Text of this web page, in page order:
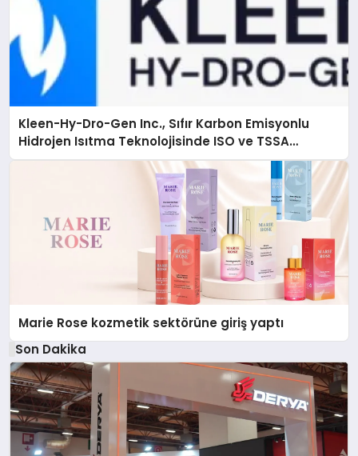
Kleen-Hy-Dro-Gen Inc., Sıfır Karbon Emisyonlu
Hidrojen Isıtma Teknolojisinde ISO ve TSSA
Düzenleyici Onaylarını Aldı
Marie Rose kozmetik sektörüne giriş yaptı
Son Dakika